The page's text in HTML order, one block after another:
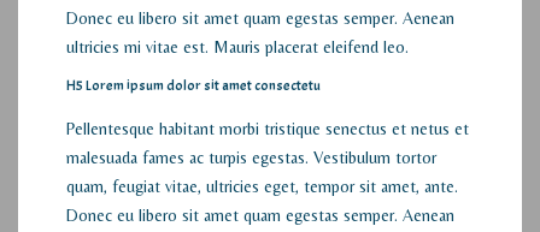
Donec eu libero sit amet quam egestas semper. Aenean
ultricies mi vitae est. Mauris placerat eleifend leo.
H5 Lorem ipsum dolor sit amet consectetu
Pellentesque habitant morbi tristique senectus et netus et
malesuada fames ac turpis egestas. Vestibulum tortor
quam, feugiat vitae, ultricies eget, tempor sit amet, ante.
Donec eu libero sit amet quam egestas semper. Aenean